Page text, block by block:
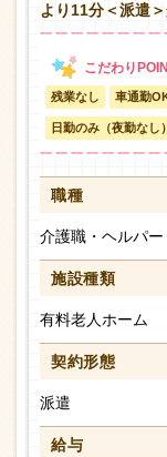
より11分＜派遣
残業なし 車通勤
日勤のみ（夜勤なし）
職種
介護職・ヘルパー
施設種類
有料老人ホーム
契約形態
派遣
給与